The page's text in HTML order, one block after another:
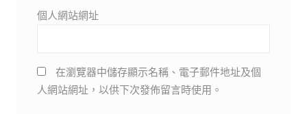
個人網站網址
在瀏覽器中儲存顯示名稱、電子郵件地址及個
人網站網址，以供下次發佈留言時使用。